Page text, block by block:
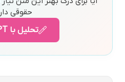
حقوقی
تحلیل با ChatGPT